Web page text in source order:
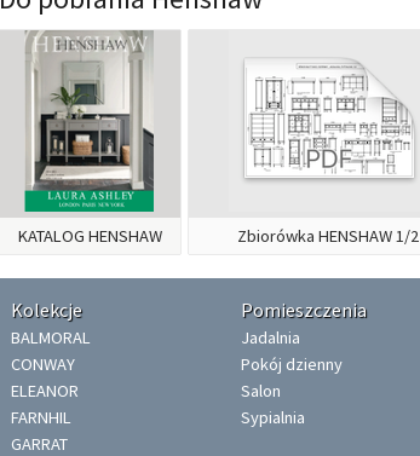
KATALOG HENSHAW Zbiorówka HENSHAW 1/2
Kolekcje
BALMORAL
CONWAY
ELEANOR
FARNHIL
GARRAT
Pomieszczenia
Jadalnia
Pokój dzienny
Salon
Sypialnia